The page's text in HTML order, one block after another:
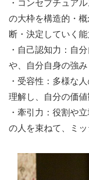
・コンセプチュア
の大枠を構造的・
断・決定していく
・自己認知力：自
や、自分自身の強
・受容性：多様な
理解し、自分の価
・牽引力：役割や
の人を束ねて、ミ